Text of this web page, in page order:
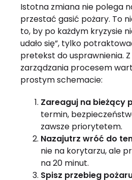
Istotna zmiana nie polega
przestać gasić pożary. To
to, by po każdym kryzysie
udało się”, tylko
pretekst do usprawnienia.
zarządzania procesem
prostym schemacie:
Zareaguj na bieżący
termin,
zawsze priorytetem.
Nazajutrz wróć do
nie na korytarzu, ale
na 20 minut.
Spisz przebieg